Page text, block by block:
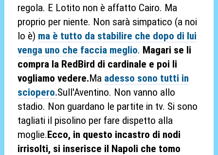
regola. E Lotito non è affatto Cairo. Ma
proprio per niente. Non sarà simpatico (a noi
lo è) ma è tutto da stabilire che dopo di lui
venga uno che faccia meglio. Magari se li
compra la RedBird di cardinale e poi li
vogliamo vedere.Ma adesso sono tutti in
sciopero.Sull'Aventino. Non vanno allo
stadio. Non guardano le partite in tv. Si sono
tagliati il pisolino per fare dispetto alla
moglie.Ecco, in questo incastro di nodi
irrisolti, si inserisce il Napoli che tomo